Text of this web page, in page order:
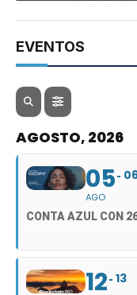
EVENTOS
AGOSTO, 2026
05
AGO
CONTA AZUL CON
12 13